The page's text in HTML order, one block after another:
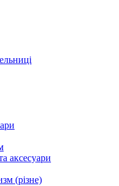
аксесуари
(різне)